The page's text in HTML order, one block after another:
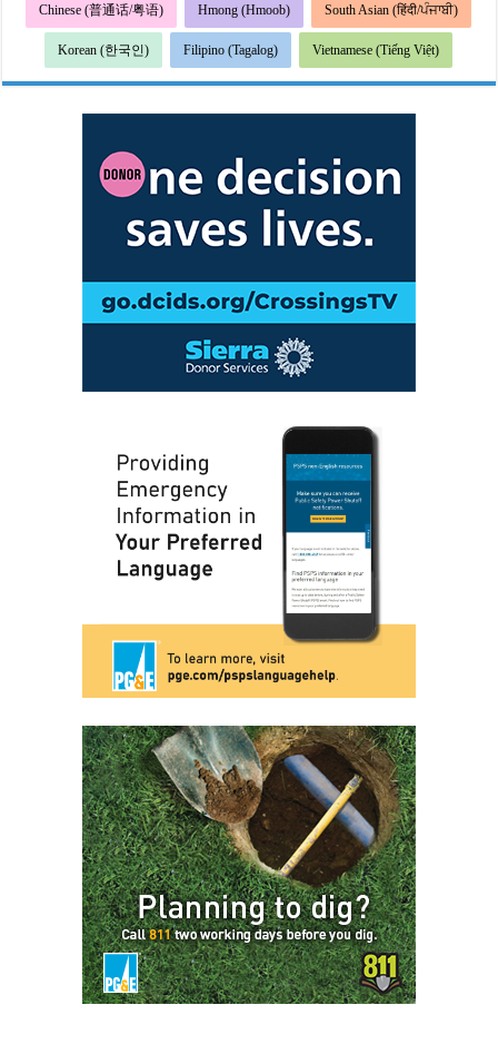
Chinese (普通话/粤语) Hmong (Hmoob) South Asian (हिंदी/ਪੰਜਾਬੀ)
Korean (한국인) Filipino (Tagalog) Vietnamese (Tiếng Việt)